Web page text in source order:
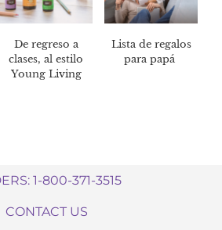
De regreso a
clases, al estilo
Young Living
Lista de regalos
para papá
1-800-371-3515
CONTACT US